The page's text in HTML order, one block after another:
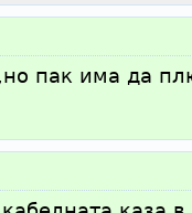
пак има да